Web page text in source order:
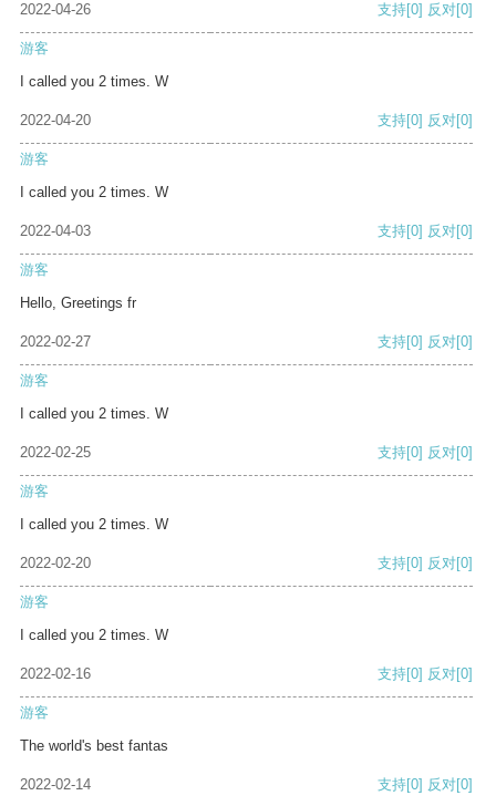
2022-04-26 支持[0] 反对[0]
游客
I called you 2 times. W
2022-04-20 支持[0] 反对[0]
游客
I called you 2 times. W
2022-04-03 支持[0] 反对[0]
游客
Hello, Greetings fr
2022-02-27 支持[0] 反对[0]
游客
I called you 2 times. W
2022-02-25 支持[0] 反对[0]
游客
I called you 2 times. W
2022-02-20 支持[0] 反对[0]
游客
I called you 2 times. W
2022-02-16 支持[0] 反对[0]
游客
The world's best fantas
2022-02-14 支持[0] 反对[0]